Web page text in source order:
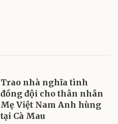
Trao nhà nghĩa tình
đồng đội cho thân nhân
Mẹ Việt Nam Anh hùng
tại Cà Mau